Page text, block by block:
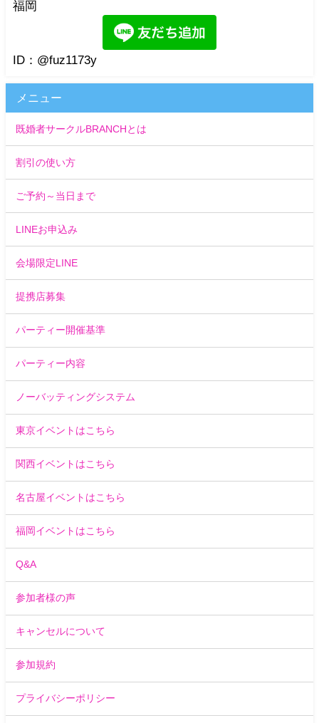
福岡
ID：@fuz1173y
メニュー
既婚者サークルBRANCHとは
割引の使い方
ご予約～当日まで
LINEお申込み
会場限定LINE
提携店募集
パーティー開催基準
パーティー内容
ノーバッティングシステム
東京イベントはこちら
関西イベントはこちら
名古屋イベントはこちら
福岡イベントはこちら
Q&A
参加者様の声
キャンセルについて
参加規約
プライバシーポリシー